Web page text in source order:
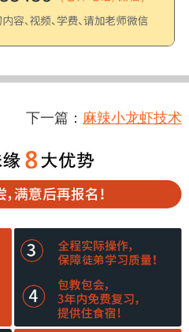
下一篇： 麻辣小龙虾技术
培训内容有哪些？蜀味缘
小吃培训班内容丰富